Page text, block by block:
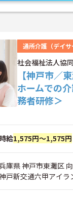
通所介護（デイサ
社会福祉法人協
【神戸市／
ホームでの
務者研修＞
時給1,575円～1,575円
庫県 神戸市東灘区
戸新交通六甲アイ